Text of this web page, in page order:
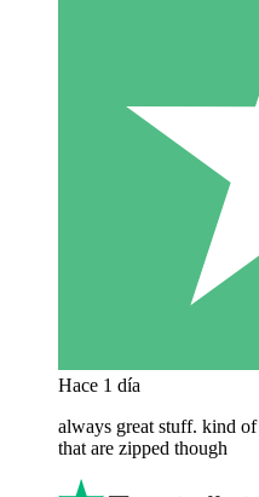
Hace 1 día
always great stuff. kind
that are zipped though